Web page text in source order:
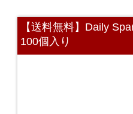
【送料無料】Daily
100個入り